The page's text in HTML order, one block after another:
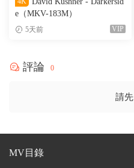
e（MKV-183M）
5天前 VIP
評論 0
請先
MV目錄